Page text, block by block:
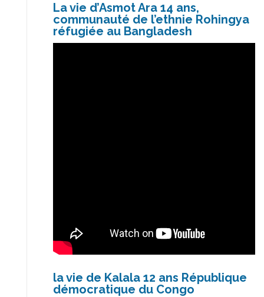
La vie d’Asmot Ara 14 ans,
communauté de l’ethnie Rohingya
réfugiée au Bangladesh
la vie de Kalala 12 ans République
démocratique du Congo